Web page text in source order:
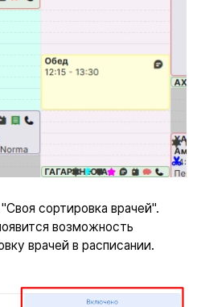
сортировка врачей".
возможность
врачей в расписании.